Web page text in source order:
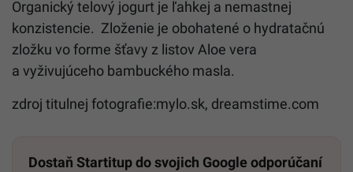
Organický telový jogurt je ľahkej a nemastnej
konzistencie. Zloženie je obohatené o hydratačnú
zložku vo forme šťavy z listov Aloe vera
a vyživujúceho bambuckého masla.
zdroj titulnej fotografie:mylo.sk, dreamstime.com
Dostaň Startitup do svojich Google odporúčaní